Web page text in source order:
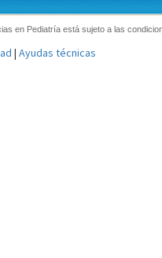
en Pediatría está sujeto a las
| Ayudas técnicas